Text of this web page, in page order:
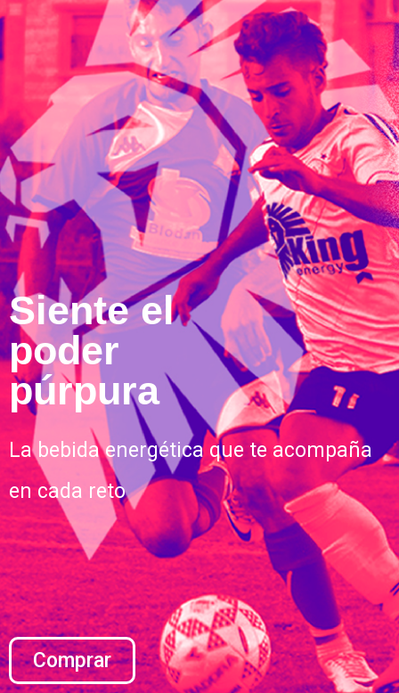
Siente el
poder
púrpura
La bebida energética que te acompaña
en cada reto
Comprar